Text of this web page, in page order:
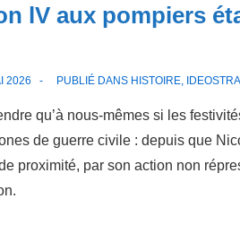
lV aux pompiers
2026 PUBLIÉ DANS HISTOIRE,
qu’à nous-mêmes si les
de guerre civile : depuis que
proximité, par son action non